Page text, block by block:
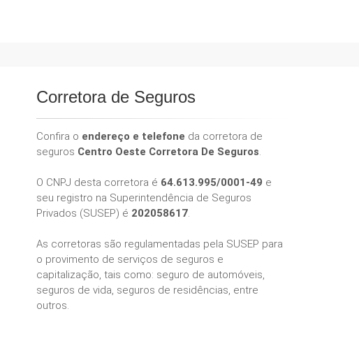
Corretora de Seguros
Confira o endereço e telefone da corretora de
seguros Centro Oeste Corretora De Seguros.
O CNPJ desta corretora é 64.613.995/0001-49 e
seu registro na Superintendência de Seguros
Privados (SUSEP) é 202058617.
As corretoras são regulamentadas pela SUSEP para
o provimento de serviços de seguros e
capitalização, tais como: seguro de automóveis,
seguros de vida, seguros de residências, entre
outros.